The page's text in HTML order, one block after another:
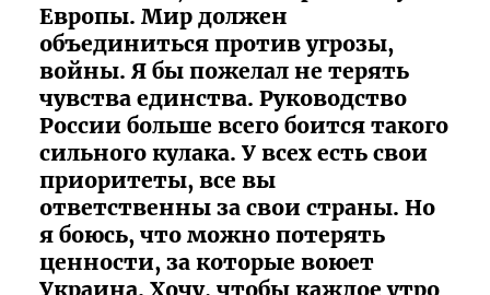
Европы. Мир должен
объединиться против угрозы,
войны. Я бы пожелал не терять
чувства единства. Руководство
России больше всего боится такого
сильного кулака. У всех есть свои
приоритеты, все вы
ответственны за свои страны. Но
я боюсь, что можно потерять
ценности, за которые воюет
Украина. Хочу, чтобы каждое утро